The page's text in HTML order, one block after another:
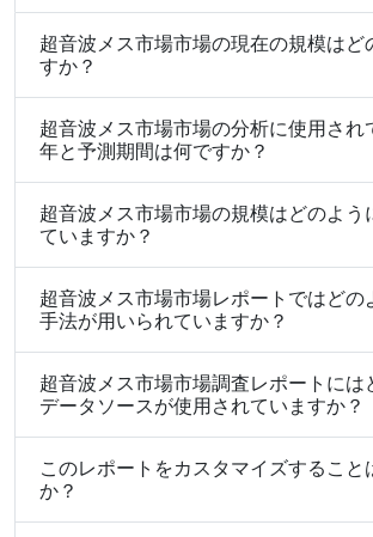
超音波メス市場市場の現在の規模はど
すか？
超音波メス市場市場の分析に使用され
年と予測期間は何ですか？
超音波メス市場市場の規模はどのよう
ていますか？
超音波メス市場市場レポートではどの
手法が用いられていますか？
超音波メス市場市場調査レポートには
データソースが使用されていますか？
このレポートをカスタマイズすること
か？